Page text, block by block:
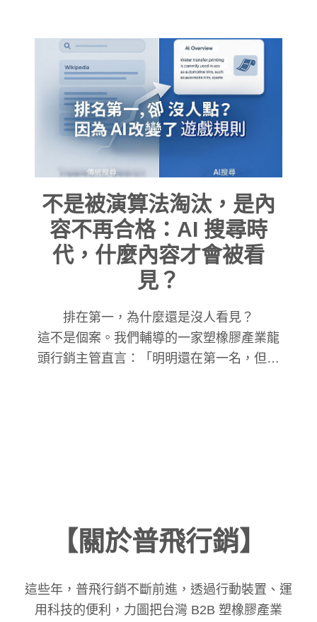
不是被演算法淘汰，是內
容不再合格：AI 搜尋時
代，什麼內容才會被看
見？
排在第一，為什麼還是沒人看見？
這不是個案。我們輔導的一家塑橡膠產業龍
頭行銷主管直言：「明明還在第一名，但流
統「排名＝流量」的邏輯。
【關於普飛行銷】
這些年，普飛行銷不斷前進，透過行動裝置、運
用科技的便利，力圖把台灣 B2B 塑橡膠產業